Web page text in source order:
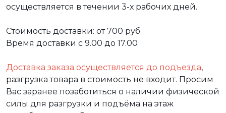
осуществляется в течении 3-х рабочих дней.
Стоимость доставки: от 700 руб.
Время доставки с 9.00 до 17.00
Доставка заказа осуществляется до подъезда,
разгрузка товара в стоимость не входит. Просим
Вас заранее позаботиться о наличии физической
силы для разгрузки и подъёма на этаж